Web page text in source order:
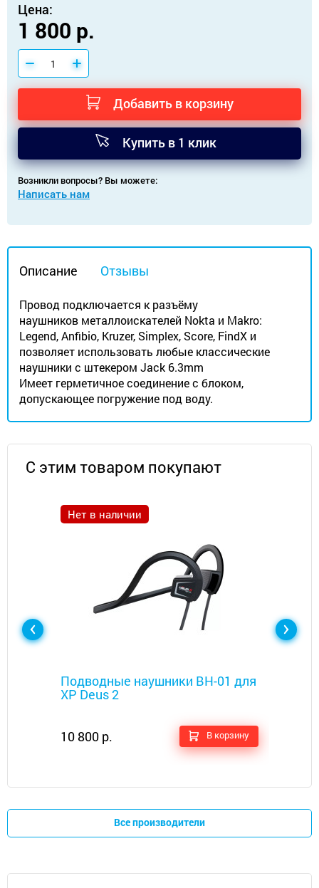
Цена:
1 800 р.
Добавить в корзину
Купить в 1 клик
Возникли вопросы? Вы можете:
Написать нам
Описание Отзывы
Провод подключается к разъёму
наушников металлоискателей Nokta и Makro:
Legend, Anfibio, Kruzer, Simplex, Score, FindX и
позволяет использовать любые классические
наушники с штекером Jack 6.3mm
Имеет герметичное соединение с блоком,
допускающее погружение под воду.
С этим товаром покупают
Нет в наличии
Подводные наушники BH-01 для
XP Deus 2
10 800 р. В корзину
Все производители